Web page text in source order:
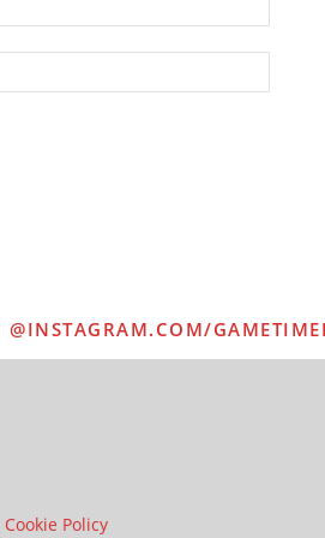
@INSTAGRAM.COM/
Cookie Policy